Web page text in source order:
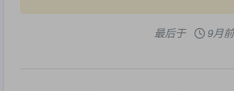
最后于 9月